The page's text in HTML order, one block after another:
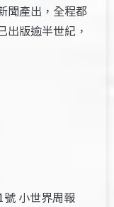
聞產出，全程都
出版逾半世紀，
小世界周報